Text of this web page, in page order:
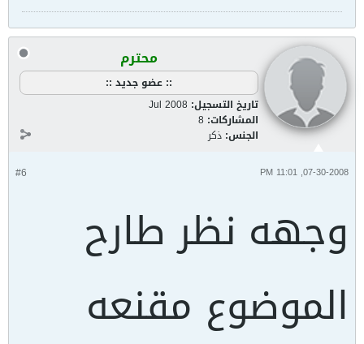
محترم
:: عضو جديد ::
تاريخ التسجيل: Jul 2008
المشاركات: 8
الجنس: ذكر
#6 07-30-2008, 11:01 PM
وجهه نظر طارح
الموضوع مقنعه